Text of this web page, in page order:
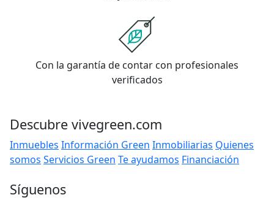
Con la garantía de contar con profesionales
verificados
Descubre vivegreen.com
Inmuebles Información Green Inmobiliarias Quienes
somos Servicios Green Te ayudamos Financiación
Síguenos